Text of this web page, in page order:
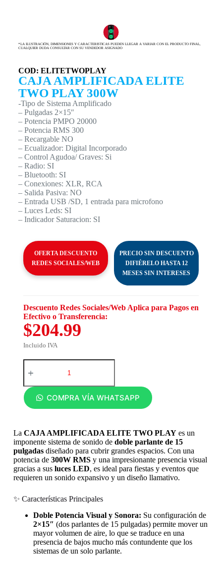
*LA ILUSTRACIÓN, DIMENSIONES Y CARACTERISTICAS PUEDEN LLEGAR A VARIAR CON EL PRODUCTO FINAL,
CUALQUIER DUDA CONSULTAR CON SU VENDEDOR ASIGNADO
COD: ELITETWOPLAY
CAJA AMPLIFICADA ELITE
TWO PLAY 300W
-Tipo de Sistema Amplificado
– Pulgadas 2×15″
– Potencia PMPO 20000
– Potencia RMS 300
– Recargable NO
– Ecualizador: Digital Incorporado
– Control Agudoa/ Graves: Si
– Radio: SI
– Bluetooth: SI
– Conexiones: XLR, RCA
– Salida Pasiva: NO
– Entrada USB /SD, 1 entrada para microfono
– Luces Leds: SI
– Indicador Saturacion: SI
OFERTA DESCUENTO
REDES SOCIALES/WEB
PRECIO SIN DESCUENTO
DIFIÉRELO HASTA 12
MESES SIN INTERESES
Descuento Redes Sociales/Web Aplica para Pagos en
Efectivo o Transferencia:
$204.99
Incluido IVA
COMPRA VÍA WHATSAPP
La CAJA AMPLIFICADA ELITE TWO PLAYes un
imponente sistema de sonido de doble parlante de 15
pulgadasdiseñado para cubrir grandes espacios. Con una
potencia de 300W RMSy una impresionante presencia visual
gracias a sus luces LED, es ideal para fiestas y eventos que
requieren un sonido expansivo y un diseño llamativo.
✨ Características Principales
Doble Potencia Visual y Sonora: Su configuración de
2×15″ (dos parlantes de 15 pulgadas) permite mover un
mayor volumen de aire, lo que se traduce en una
presencia de bajos mucho más contundente que los
sistemas de un solo parlante.